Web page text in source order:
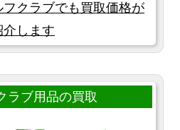
クラブでも買取価格が
します
ラブ用品の買取